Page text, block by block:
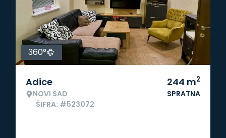
360°
Adice
NOVI SAD
ŠIFRA: #523072
244 m2
SPRATNA